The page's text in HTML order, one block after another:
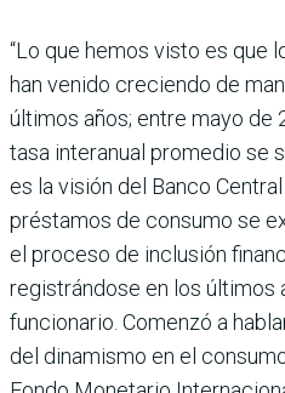
“Lo que hemos visto es que
han venido creciendo de
últimos años; entre mayo de
tasa interanual promedio se
es la visión del Banco
présta­mos de consumo se
el pro­ceso de inclusión
registrándose en los últimos
funcionario. Comenzó a
del dinamismo en el